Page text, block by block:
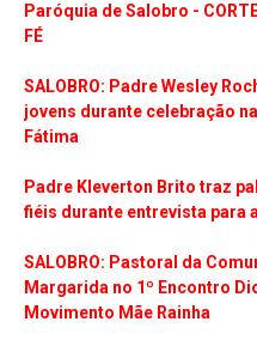
Paróquia de Salobro -
FÉ
SALOBRO: Padre Wesley
jovens durante celebração
Fátima
Padre Kleverton Brito traz
fiéis durante entrevista para
SALOBRO: Pastoral da
Margarida no 1º Encontro
Movimento Mãe Rainha